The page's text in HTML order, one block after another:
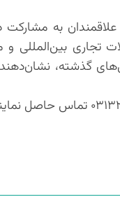
به مشارکت
تجاری بین‌المللی و
بیش از ۷۰ شرکت ایرانی در طی سال‌های گذشته،